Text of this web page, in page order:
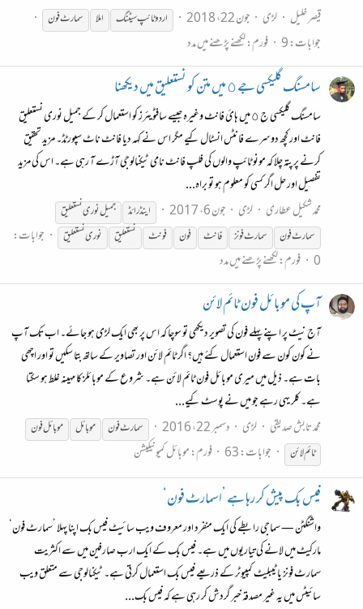
قیصر خلیل
لڑی جون 22، 2018 اردو ٹائپ سیٹنگ املا سمارٹفون
جوابات: 9 فورم:لکھنے پڑھنے میں مدد
سامسنگ گلیکسی جے ٥ میں متن کو نستعلیق میں دیکھنا
سامسنگ گلیکسی ج ٥ میں ہائ فانٹ وغیرہ جیسے سافٹویئرز کو استعمال کر کے جمیل نوری نستعلیق
فانٹ اور کچھ دوسرے فانٹس انسٹال کیے مگر اس نے کہہ دیا فانٹ ناٹ سپورٹڈ۔ مزید تحقیق
کرنے پر پتہ چلا کہ مونو ٹائپ والوں کی فلپ فانٹ نامی ٹیکنالوجی آڑے آ رہی ہے۔ اس کی مزید
تفصیل اور حل اگر کسی کو معلوم ہو تو براہ...
محمد شکیل عطاری
لڑی جون 6، 2017 اینڈرائڈ
جمیل نوری نستعلیق
سمارٹفون سمارٹفون فانٹ فون فونٹ نستعلیق نوری نستعلیق
جوابات:
0 فورم:لکھنے پڑھنے میں مدد
آپ کی موبائل فون ٹائم لائن
آج نیٹ پر اپنے پہلے فون کی تصویر دیکھی تو سوچا کہ اس پر بھی ایک لڑی ہو جائے۔ اب تک آپ
نے کون کون سے فون استعمال کئے ہیں؟ اگر ٹائم لائن اور تصاویر کے ساتھ بتا سکیں تو اور اچھی
بات ہے۔ ذیل میں میری موبائل فون ٹائم لائن ہے۔ شروع کے موبائلز کا مہینہ غلط ہو سکتا
ہے۔ کلر یہی رہے جو میں نے پوسٹ کیے...
محمد تابش صدیقی
لڑی دسمبر 22، 2016 سمارٹفون موبائل موبائلفون
ٹائم لائن
جوابات: 63 فورم:موبائل کمیونیکیشن
فیس بک پیش کر رہا ہے ’اسمارٹ فون‘
واشنگٹن — سماجی رابطے کی ایک منفرد اور معروف ویب سائیٹ فیس بک اپنا پہلا ’سمارٹ فون‘
مارکیٹ میں لانے کی تیاریوں میں ہے۔ فیس بک کے ایک ارب صارفین میں سے اکثریت
سمارٹ فونز یا ٹیبلیٹ کمپیوٹر کے ذریعے فیس بک استعمال کرتی ہے۔ ٹیکنالوجی سے متعلق ویب
سائیٹس میں یہ غیر مصدقہ خبر گردش کر رہی ہے کہ فیس بک...